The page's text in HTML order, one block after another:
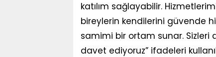
katılım sağlayabilir.
bireylerin kendilerini güvende
samimi bir ortam sunar. Sizleri
davet ediyoruz” ifadeleri